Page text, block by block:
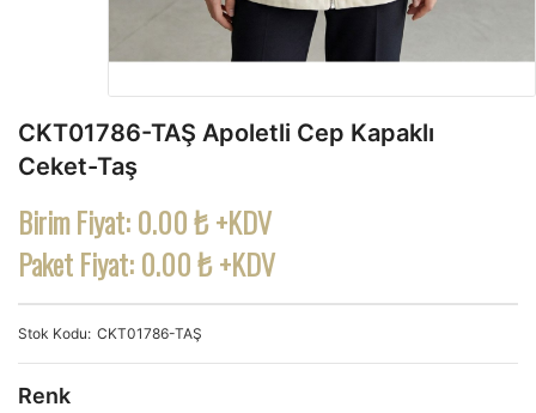
CKT01786-TAŞ Apoletli Cep Kapaklı
Ceket-Taş
Birim Fiyat:0.00 ₺ +KDV
Paket Fiyat:0.00 ₺ +KDV
Stok Kodu CKT01786-TAŞ
Renk